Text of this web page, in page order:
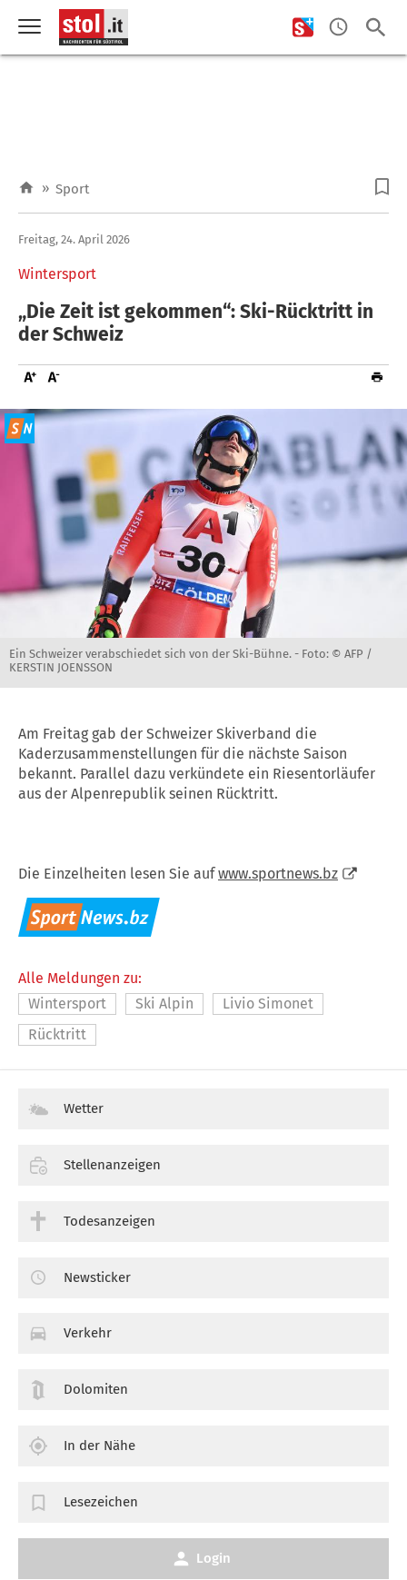
» Sport
Wintersport
Freitag, 24. April 2026
„Die Zeit ist gekommen“: Ski-Rücktritt in
der Schweiz
Ein Schweizer verabschiedet sich von der Ski-Bühne. - Foto: © AFP /
KERSTIN JOENSSON
Am Freitag gab der Schweizer Skiverband die
Kaderzusammenstellungen für die nächste Saison
bekannt. Parallel dazu verkündete ein Riesentorläufer
aus der Alpenrepublik seinen Rücktritt.
Die Einzelheiten lesen Sie aufwww.sportnews.bz
Alle Meldungen zu:
Wintersport
Ski Alpin
Livio Simonet
Rücktritt
Wetter
Stellenanzeigen
Todesanzeigen
Newsticker
Verkehr
Dolomiten
In der Nähe
Lesezeichen
Login